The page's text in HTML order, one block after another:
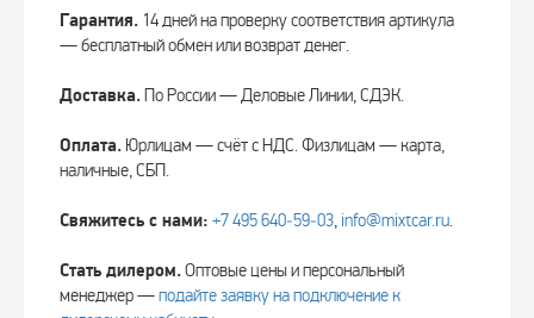
Гарантия. 14 дней на проверку соответствия артикула
— бесплатный обмен или возврат денег.
Доставка.По России — Деловые Линии, СДЭК.
Оплата. Юрлицам — счёт с НДС. Физлицам — карта,
наличные, СБП.
Свяжитесь с нами: +7 495 640‑59‑03, info@mixtcar.ru.
Стать дилером.Оптовые цены и персональный
менеджер —подайте заявку на подключение к